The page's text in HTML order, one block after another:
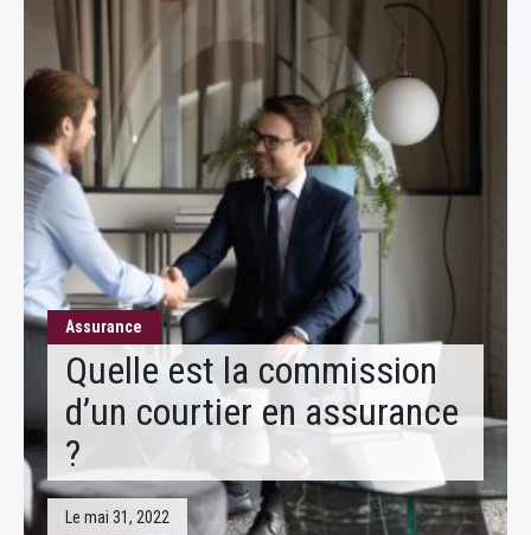
Assurance
Quelle est la commission
d’un courtier en assurance
?
Le mai 31, 2022
Crédit immobilier
Finance
Fiscalité